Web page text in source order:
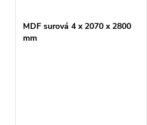
MDF surová 4 x 2070 x 2800
mm